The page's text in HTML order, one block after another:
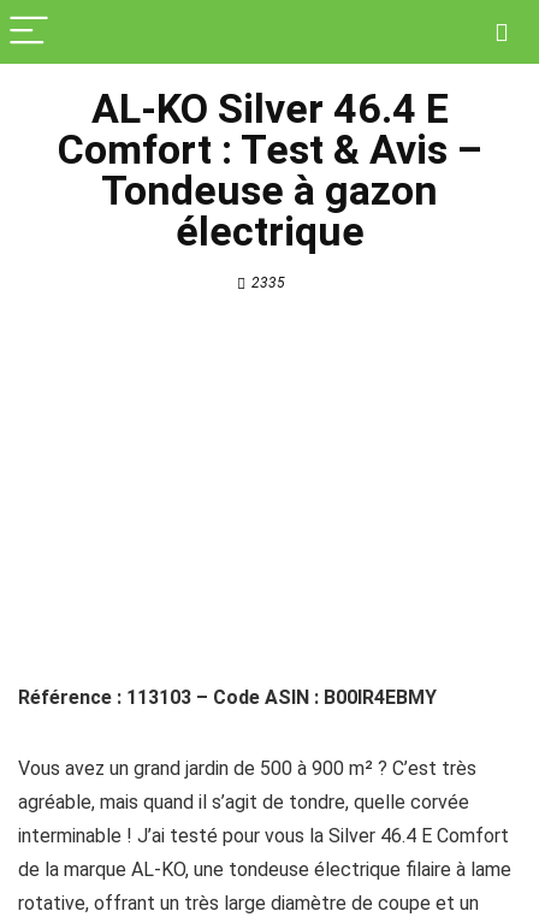
AL-KO Silver 46.4 E
Comfort : Test & Avis –
Tondeuse à gazon
électrique
2335
Référence : 113103 – Code ASIN : B00IR4EBMY
Vous avez un grand jardin de 500 à 900 m² ? C’est très
agréable, mais quand il s’agit de tondre, quelle corvée
interminable ! J’ai testé pour vous la Silver 46.4 E Comfort
de la marque AL-KO, une tondeuse électrique filaire à lame
rotative, offrant un très large diamètre de coupe et un